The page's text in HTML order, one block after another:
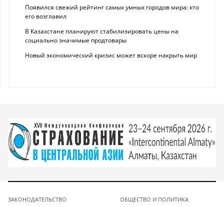
Появился свежий рейтинг самых умных городов мира: кто
его возглавил
В Казахстане планируют стабилизировать цены на
социально значимые продтовары
Новый экономический кризис может вскоре накрыть мир
ЗАКОНОДАТЕЛЬСТВО
ОБЩЕСТВО И ПОЛИТИКА